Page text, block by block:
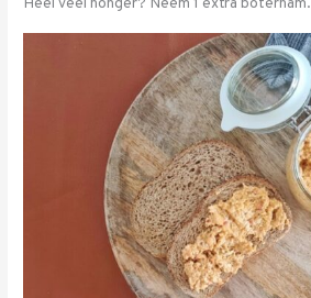
Heel veel honger? Neem 1 extra boterham.